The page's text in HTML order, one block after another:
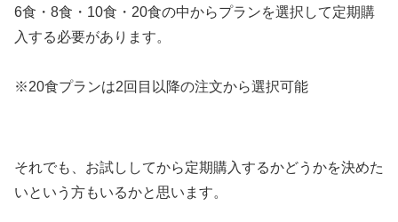
6食・8食・10食・20食の中からプランを選択して定期購
入する必要があります。
※20食プランは2回目以降の注文から選択可能
それでも、お試ししてから定期購入するかどうかを決めた
いという方もいるかと思います。